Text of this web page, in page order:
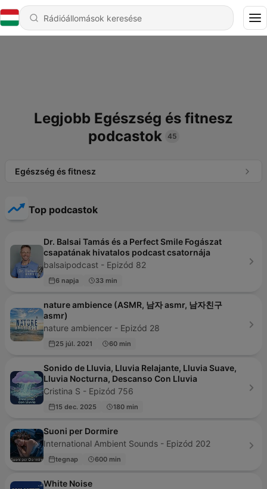
Legjobb Egészség és fitnesz
podcastok
45
Egészség és fitnesz
Top podcastok
Dr. Balsai Tamás és a Perfect Smile Fogászat
csapatának hivatalos podcast csatornája
balsaipodcast - Epizód 82
6 napja 33 min
nature ambience (ASMR, 남자 asmr, 남자친구
asmr)
nature ambiencer - Epizód 28
25 júl. 2021 60 min
Sonido de Lluvia, Lluvia Relajante, Lluvia Suave,
Lluvia Nocturna, Descanso Con Lluvia
Cristina S - Epizód 756
15 dec. 2025 180 min
Suoni per Dormire
International Ambient Sounds - Epizód 202
tegnap 600 min
White Noise